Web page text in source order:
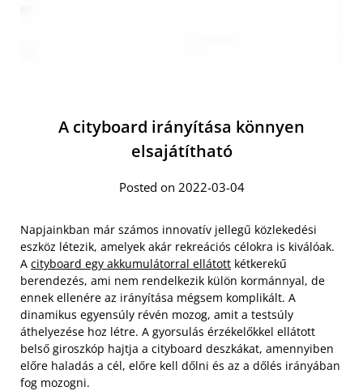
A cityboard irányítása könnyen
elsajátítható
Posted on 2022-03-04
Napjainkban már számos innovatív jellegű közlekedési
eszköz létezik, amelyek akár rekreációs célokra is kiválóak.
A cityboard egy akkumulátorral ellátott kétkerekű
berendezés, ami nem rendelkezik külön kormánnyal, de
ennek ellenére az irányítása mégsem komplikált. A
dinamikus egyensúly révén mozog, amit a testsúly
áthelyezése hoz létre. A gyorsulás érzékelőkkel ellátott
belső giroszkóp hajtja a cityboard deszkákat, amennyiben
előre haladás a cél, előre kell dőlni és az a dőlés irányában
fog mozogni.